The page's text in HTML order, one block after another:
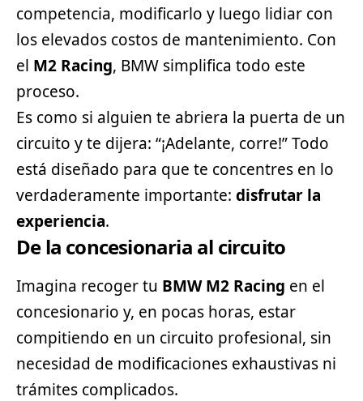
competencia, modificarlo y luego lidiar con
los elevados costos de mantenimiento. Con
el M2 Racing, BMW simplifica todo este
proceso.
Es como si alguien te abriera la puerta de un
circuito y te dijera: “¡Adelante, corre!” Todo
está diseñado para que te concentres en lo
verdaderamente importante: disfrutar la
experiencia.
De la concesionaria al circuito
Imagina recoger tu BMW M2 Racing en el
concesionario y, en pocas horas, estar
compitiendo en un circuito profesional, sin
necesidad de modificaciones exhaustivas ni
trámites complicados.